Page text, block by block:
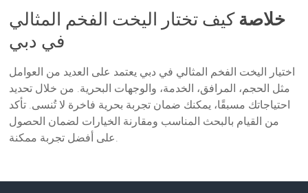
خلاصة كيف تختار اليخت الفخم المثالي
في دبي
اختيار اليخت الفخم المثالي في دبي يعتمد على العديد من العوامل
مثل الحجم، المرافق، الخدمة، والوجهات البحرية. من خلال تحديد
احتياجاتك مسبقًا، يمكنك ضمان تجربة بحرية فاخرة لا تُنسى. تأكد
من القيام بالبحث المناسب ومقارنة الخيارات لضمان الحصول
على أفضل تجربة ممكنة.